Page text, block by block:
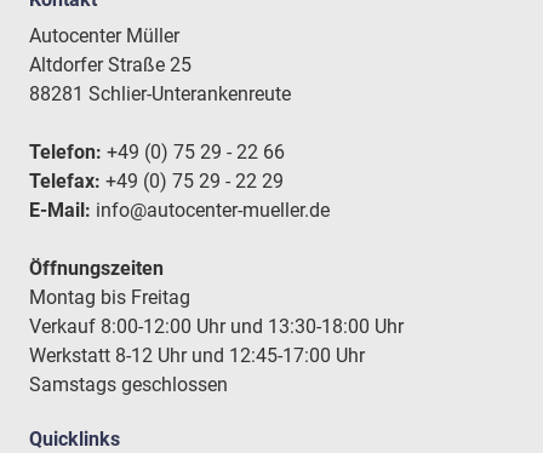
Autocenter Müller
Altdorfer Straße 25
88281 Schlier-Unterankenreute
Telefon: +49 (0) 75 29 - 22 66
Telefax: +49 (0) 75 29 - 22 29
E-Mail: info@autocenter-mueller.de
Öffnungszeiten
Montag bis Freitag
Verkauf 8:00-12:00 Uhr und 13:30-18:00 Uhr
Werkstatt 8-12 Uhr und 12:45-17:00 Uhr
Samstags geschlossen
Quicklinks